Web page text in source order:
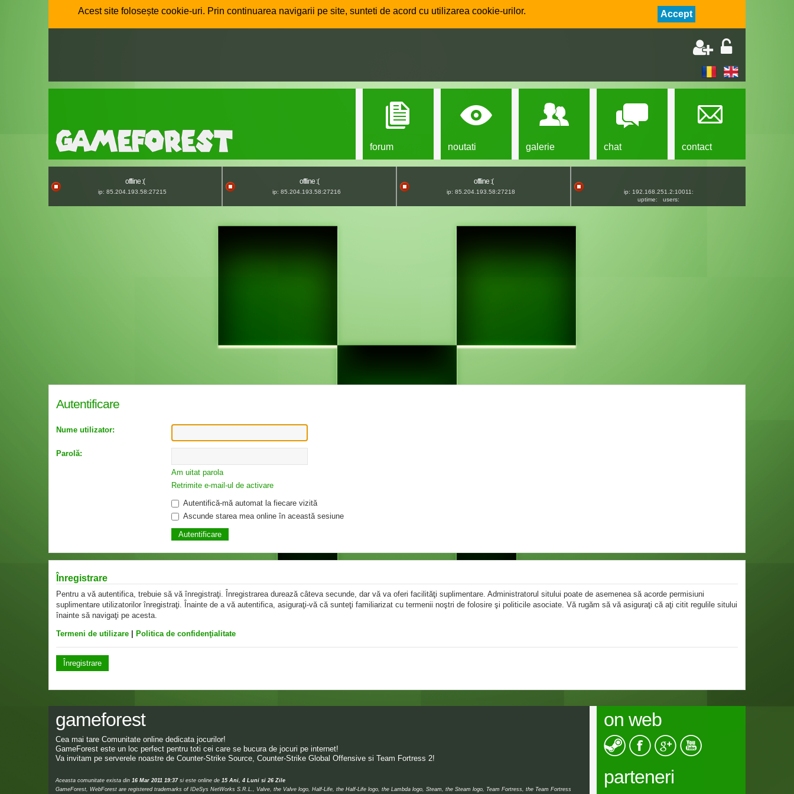
Acest site folosește cookie-uri. Prin continuarea navigarii pe site, sunteti de acord cu utilizarea cookie-urilor. Accept
forum noutati galerie chat contact
offline :(
ip: 85.204.193.58:27215
offline :(
ip: 85.204.193.58:27216
offline :(
ip: 85.204.193.58:27218
ip: 192.168.251.2:10011:
uptime:
users:
Autentificare
Nume utilizator:
Parolă:
Am uitat parola
Retrimite e-mail-ul de activare
Autentifică-mă automat la fiecare vizită
Ascunde starea mea online în această sesiune
Înregistrare
Pentru a vă autentifica, trebuie să vă înregistraţi. Înregistrarea durează câteva secunde, dar vă va oferi facilităţi suplimentare. Administratorul sitului poate de asemenea să acorde permisiuni
suplimentare utilizatorilor înregistraţi. Înainte de a vă autentifica, asiguraţi-vă că sunteţi familiarizat cu termenii noştri de folosire şi politicile asociate. Vă rugăm să vă asiguraţi că aţi citit regulile sitului
înainte să navigaţi pe acesta.
Termeni de utilizare Politica de confidenţialitate
Înregistrare
gameforest
Cea mai tare Comunitate online dedicata jocurilor!
GameForest este un loc perfect pentru toti cei care se bucura de jocuri pe internet!
Va invitam pe serverele noastre de Counter-Strike Source, Counter-Strike Global Offensive si Team Fortress 2!
Aceasta comunitate exista din 16 Mar 2011 19:37si este online de 15 Ani, 4 Luni si 26 Zile
GameForest, WebForest are registered trademarks of IDeSys NetWorks S.R.L., Valve, the Valve logo, Half-Life, the Half-Life logo, the Lambda logo, Steam, the Steam logo, Team Fortress, the Team Fortress
on web
parteneri